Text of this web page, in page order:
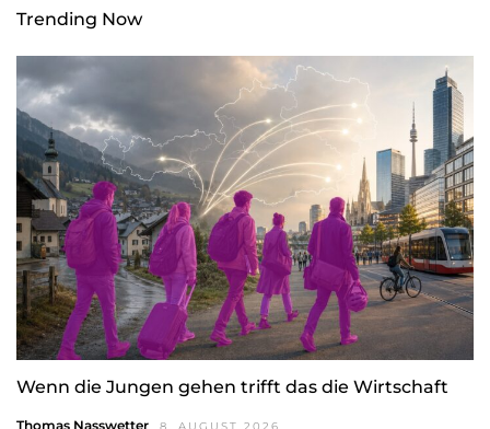
Trending Now
Wenn die Jungen gehen trifft das die Wirtschaft
Thomas Nasswetter